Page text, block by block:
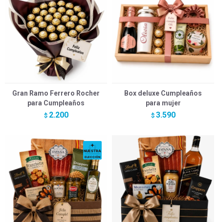
Gran Ramo Ferrero Rocher
para Cumpleaños
$ 2.200
Box deluxe Cumpleaños
para mujer
$ 3.590